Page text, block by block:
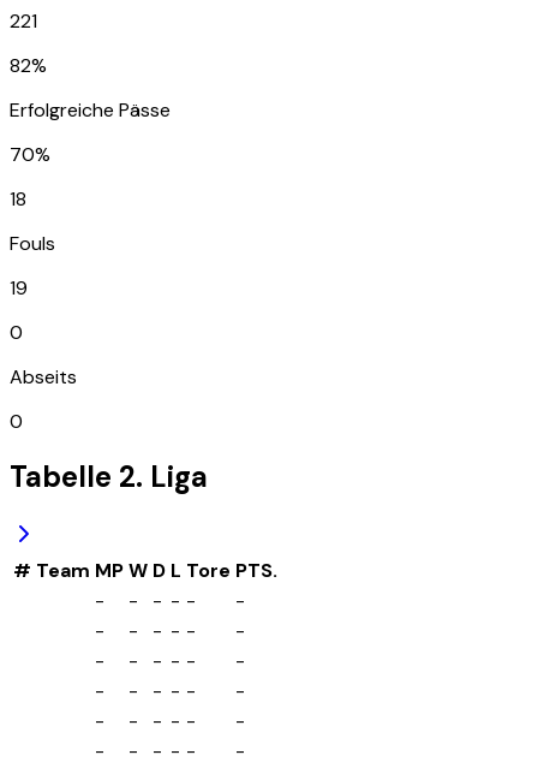
221
82%
Erfolgreiche Pässe
70%
18
Fouls
19
0
Abseits
0
Tabelle 2. Liga
# Team MPW D L Tore PTS.
-
- - - -
-
-
- - - -
-
-
- - - -
-
-
- - - -
-
-
- - - -
-
-
- - - - -